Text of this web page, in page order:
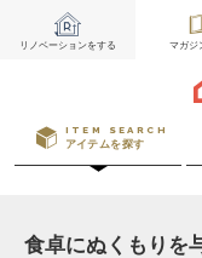
リノベーションをする マガジ
ITEM SEARCH
アイテムを探す
食卓にぬくもりを